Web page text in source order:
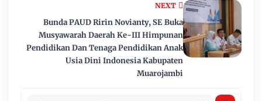
NEXT
Bunda PAUD Ririn Novianty, SE Buka
Musyawarah Daerah Ke-III Himpunan
Pendidikan Dan Tenaga Pendidikan Anak
Usia Dini Indonesia Kabupaten
Muarojambi